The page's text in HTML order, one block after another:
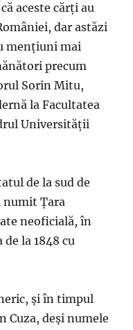
aceste cărţi au
dar astăzi
menţiuni mai
precum
Sorin Mitu,
la Facultatea
Universităţii
de la sud de
numit Ţara
neoficială, în
la 1848 cu
şi în timpul
Cuza, deşi numele